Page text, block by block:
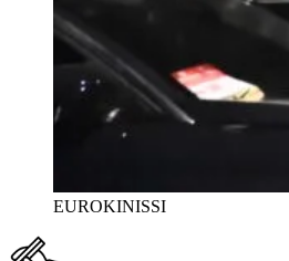
EUROKINISSI